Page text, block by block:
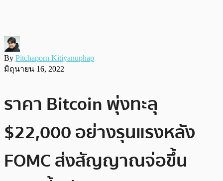
By Pitchaporn Kitiyanuphap
มิถุนายน 16, 2022
ราคา Bitcoin พุ่งทะลุ
$22,000 อย่างรุนแรงหลัง
FOMC ส่งสัญญาณจ่อขึ้น